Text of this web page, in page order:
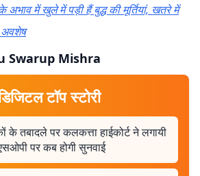
में खुले में पड़ी हैं बुद्ध की मूर्तियां, खतरे में
अवशेष
Swarup Mishra
टॉप स्टोरी
के तबादले पर कलकत्ता हाईकोर्ट ने लगायी
पर कब होगी सुनवाई